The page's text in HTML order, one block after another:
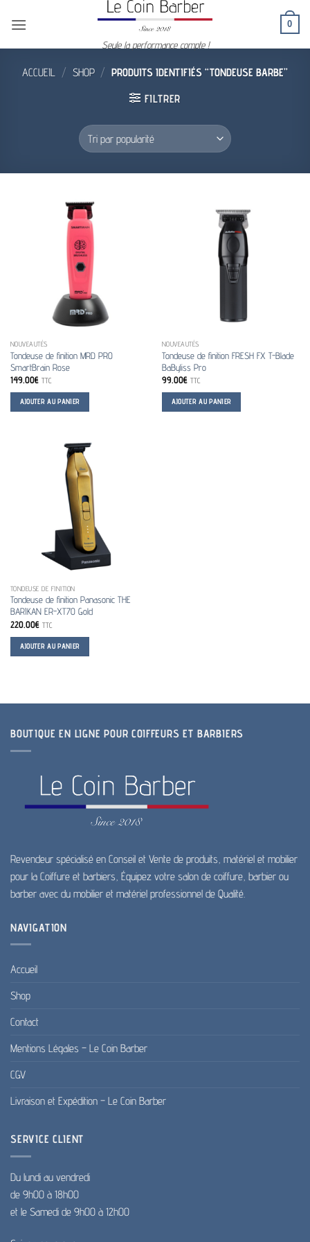
Seule la performance compte !
0
ACCUEIL / SHOP / PRODUITS IDENTIFIÉS “TONDEUSE BARBE”
FILTRER
NOUVEAUTÉS
Tondeuse de finition MRD PRO
SmartBrain Rose
149.00€ TTC
AJOUTER AU PANIER
NOUVEAUTÉS
Tondeuse de finition FRESH FX T-Blade
BaByliss Pro
99.00€ TTC
AJOUTER AU PANIER
TONDEUSE DE FINITION
Tondeuse de finition Panasonic THE
BARIKAN ER-XT70 Gold
220.00€ TTC
AJOUTER AU PANIER
BOUTIQUE EN LIGNE POUR COIFFEURS ET BARBIERS
Revendeur spécialisé en Conseil et Vente de produits, matériel et mobilier
pour la Coiffure et barbiers, Équipez votre salon de coiffure, barbier ou
barber avec du mobilier et matériel professionnel de Qualité.
NAVIGATION
Accueil
Shop
Contact
Mentions Légales – Le Coin Barber
CGV
Livraison et Expédition – Le Coin Barber
SERVICE CLIENT
Du lundi au vendredi
de 9h00 à 18h00
et le Samedi de 9h00 à 12h00